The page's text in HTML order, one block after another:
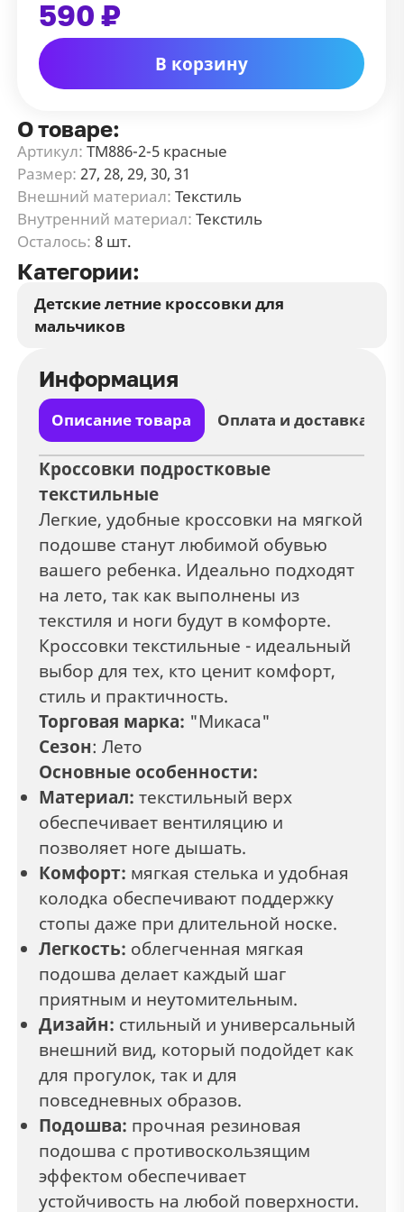
590 ₽
В корзину
О товаре:
Артикул: ТМ886-2-5 красные
Размер: 27, 28, 29, 30, 31
Внешний материал: Текстиль
Внутренний материал: Текстиль
Осталось: 8 шт.
Категории:
Детские летние кроссовки для
мальчиков
Информация
Описание товара Оплата и доставка
Кроссовки подростковые
текстильные
Легкие, удобные кроссовки на мягкой
подошве станут любимой обувью
вашего ребенка. Идеально подходят
на лето, так как выполнены из
текстиля и ноги будут в комфорте.
Кроссовки текстильные - идеальный
выбор для тех, кто ценит комфорт,
стиль и практичность.
Торговая марка: "Микаса"
Сезон: Лето
Основные особенности:
Материал: текстильный верх
обеспечивает вентиляцию и
позволяет ноге дышать.
Комфорт: мягкая стелька и удобная
колодка обеспечивают поддержку
стопы даже при длительной носке.
Легкость: облегченная мягкая
подошва делает каждый шаг
приятным и неутомительным.
Дизайн: стильный и универсальный
внешний вид, который подойдет как
для прогулок, так и для
повседневных образов.
Подошва: прочная резиновая
подошва с противоскользящим
эффектом обеспечивает
устойчивость на любой поверхности.